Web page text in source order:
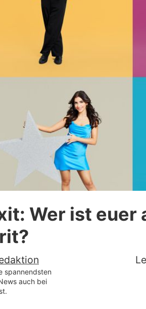
Familie & Liebe
Promiflash Exklusiv
Alle Themen auf Promiflash
App runterladen
Team
Redaktionelle Richtlinien
Impressum
Datenschutzerklärung
Nutzungsbedingungen
Utiq verwalten
Wer ist euer
spannendsten
auch bei